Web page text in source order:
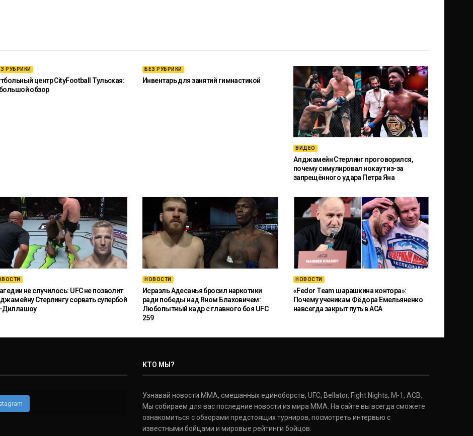
РУБРИКИ
центр CityFootball Тульская:
обзор
БЕЗ РУБРИКИ
Инвентарь для занятий гимнастикой
ВИДЕО
Алджамейн Стерлинг проговорился,
почему симулировал нокаут из-за
запрещённого удара Петра Яна
не случилось: UFC не позволит
Стерлингу сорвать супербой
Диллашоу
НОВОСТИ
Исраэль Адесанья бросил наркотики
ради победы над Яном Блаховичем:
Любопытный кадр с главного боя UFC
259
НОВОСТИ
«Fedor Team шарашкина контора»:
Почему ученикам Фёдора Емельяненко
навсегда закрыт путь в ACA
КТО МЫ?
Узнавай новости ММА, смешанных единоборств, UFC, Bellator, Fight Nights, M-1, ACB.
Мы собираем для вас последние новости из мира ММА. На сайте вы всегда сможете
ознакомиться с обзорами предстоящих турниров, посмотреть интервью с
известными бойцами и мировые рейтинги бойцов.